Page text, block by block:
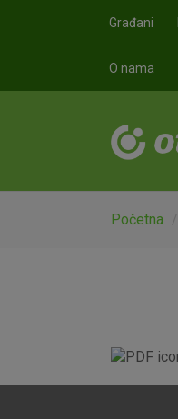
Građani
O nama
Početna